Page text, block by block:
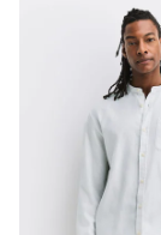
Toy
THE SET
Shop
Coats
Jeans